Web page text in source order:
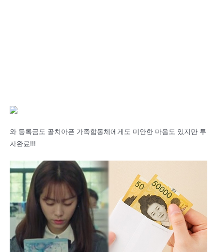
와 등록금도 골치아픈 가족합동체에게도 미안한 마음도 있지만 투
자완료!!!